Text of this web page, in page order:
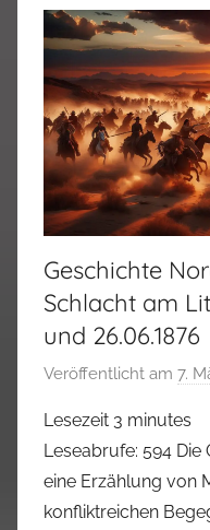
Geschichte
Schlacht am
und 26.06.1876
Veröffentlicht am 7.
Lesezeit 3 minutes
Leseabrufe: 594
eine Erzählung von
konfliktreichen